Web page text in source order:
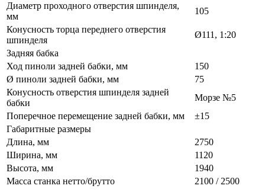
Диаметр проходного отверстия шпинделя,
мм
105
Конусность торца переднего отверстия
шпинделя
Ø111, 1:20
Задняя бабка
Ход пиноли задней бабки, мм
150
Ø пиноли задней бабки, мм
75
Конусность отверстия шпинделя задней
бабки
Морзе №5
Поперечное перемещение задней бабки, мм
±15
Габаритные размеры
Длина, мм
2750
Ширина, мм
1120
Высота, мм
1940
Масса станка нетто/брутто
2100 / 2500